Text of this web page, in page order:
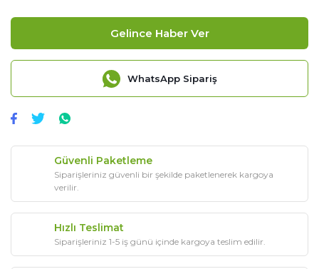
Gelince Haber Ver
WhatsApp Sipariş
Güvenli Paketleme
Siparişleriniz güvenli bir şekilde paketlenerek kargoya
verilir.
Hızlı Teslimat
Siparişleriniz 1-5 iş günü içinde kargoya teslim edilir.